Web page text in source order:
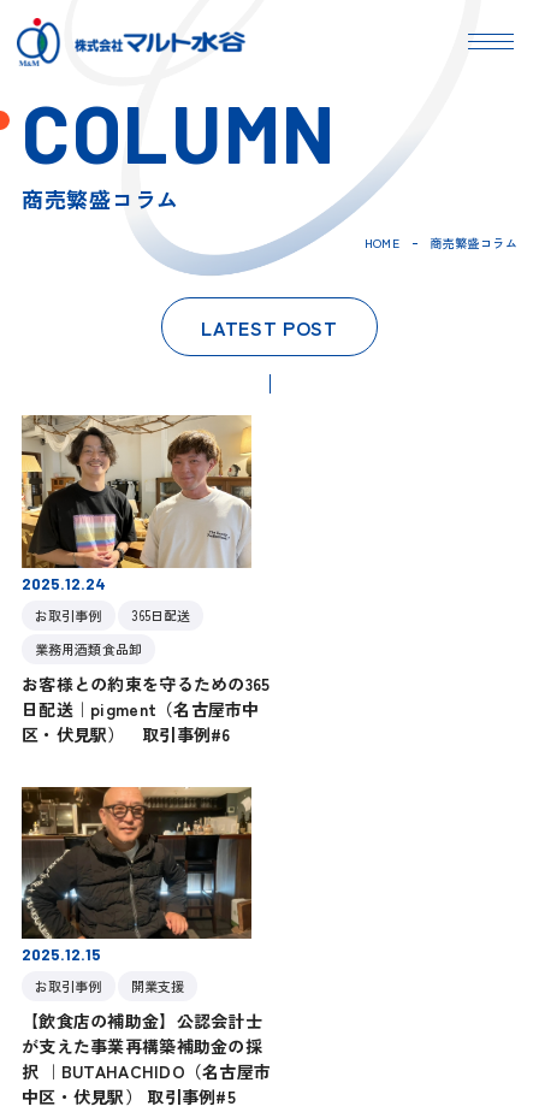
COLUMN
商売繁盛コラム
HOME 商売繁盛コラム
LATEST POST
2025.12.24
お取引事例
365日配送
業務用酒類食品卸
お客様との約束を守るための365
日配送｜pigment（名古屋市中
区・伏見駅） 取引事例#6
2025.12.15
お取引事例
開業支援
【飲食店の補助金】公認会計士
が支えた事業再構築補助金の採
択 ｜BUTAHACHIDO（名古屋市
中区・伏見駅） 取引事例#5